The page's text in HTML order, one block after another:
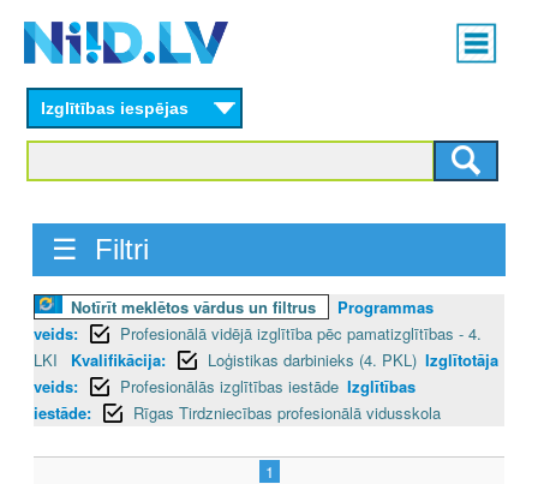
content
Main
menu
Izglītības iespējas
☰ Filtri
Notīrīt meklētos vārdus un filtrus
Programmas
veids:
Profesionālā vidējā izglītība pēc pamatizglītības - 4.
LKI
Kvalifikācija: Loģistikas darbinieks (4. PKL) Izglītotāja
veids:
Profesionālās izglītības iestāde Izglītības
iestāde:
Rīgas Tirdzniecības profesionālā vidusskola
1